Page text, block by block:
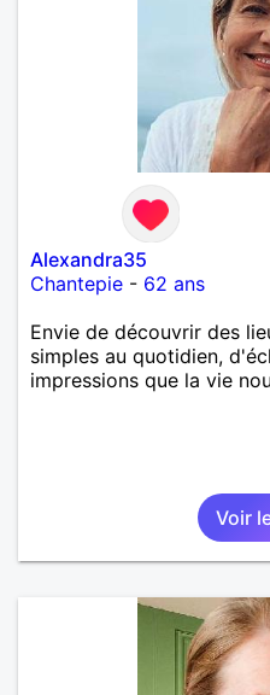
Alexandra35
Chantepie - 62 ans
Envie de découvrir des
simples au quotidien,
impressions que la vie
Voir